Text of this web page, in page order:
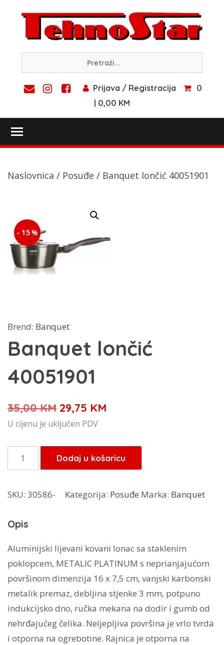
content
Prijava / Registracija
0
| 0,00 KM
Naslovnica / Posuđe / Banquet lončić 40051901
- 15 %
Brend: Banquet
Banquet lončić
40051901
35,00KM Izvorna
cijena
je:
35,00 KM.
29,75 KM
29,75 KM.
U cijenu je uključen PDV
Banquet
lončić
količina
Dodaj u košaricu
SKU: 30586- Kategorija: Posuđe Marka: Banquet
Opis
Aluminijski lijevani kovani lonac sa staklenim
poklopcem, METALIC PLATINUM s neprianjajućom
površinom dimenzija 16 x 7,5 cm, vanjski karbonski
metalik premaz, debljina stjenke 3 mm, potpuno
indukcijsko dno, ručka mekana na dodir i gumb od
nehrđajućeg čelika. Neljepljiva površina je vrlo tvrda
i otporna na ogrebotine. Rajnica je otporna na